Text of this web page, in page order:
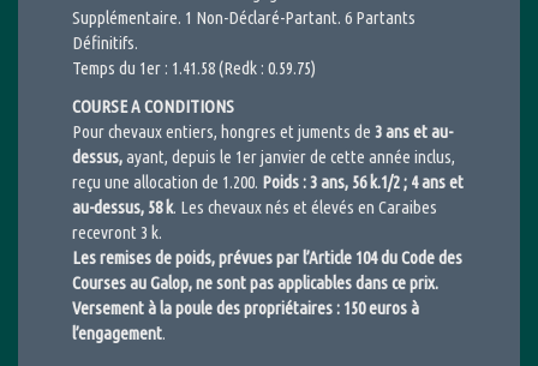
Supplémentaire. 1 Non-Déclaré-Partant. 6 Partants
Définitifs.
Temps du 1er : 1.41.58 (Redk : 0.59.75)
COURSE A CONDITIONS
Pour chevaux entiers, hongres et juments de 3 ans et au-
dessus,ayant, depuis le 1er janvier de cette année inclus,
reçu une allocation de 1.200. Poids : 3 ans, 56 k.1/2 ; 4 ans et
au-dessus, 58 k. Les chevaux nés et élevés en Caraibes
recevront 3 k.
Les remises de poids, prévues par l’Article 104 du Code des
Courses au Galop, ne sont pas applicables dans ce prix.
Versement à la poule des propriétaires : 150 euros à
l’engagement.